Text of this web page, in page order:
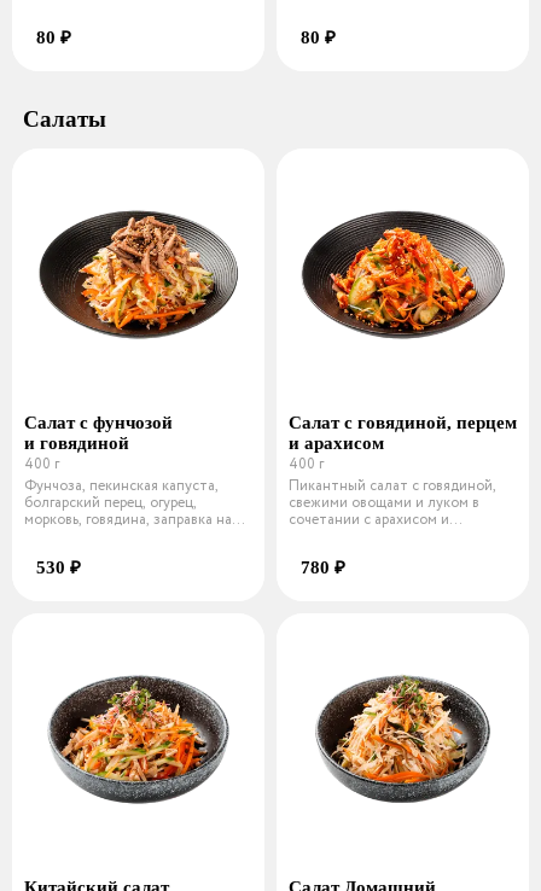
80 ₽ 80 ₽
Салаты
Салат с фунчозой
и говядиной
400 г
Фунчоза, пекинская капуста,
болгарский перец, огурец,
морковь, говядина, заправка на
530 ₽
Салат с говядиной, перцем
и арахисом
400 г
Пикантный салат с говядиной,
свежими овощами и луком в
сочетании с арахисом и
780 ₽